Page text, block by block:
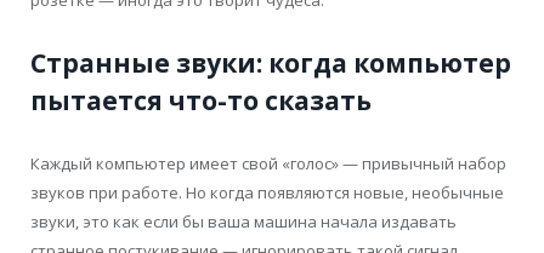
Странные звуки: когда компьютер
пытается что-то сказать
Каждый компьютер имеет свой «голос» — привычный набор
звуков при работе. Но когда появляются новые, необычные
звуки, это как если бы ваша машина начала издавать